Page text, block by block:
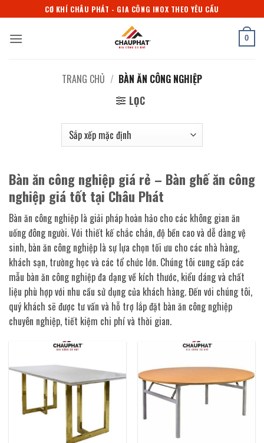
qua
CƠ KHÍ CHÂU PHÁT - GIA CÔNG INOX THEO YÊU CẦU
0
TRANG CHỦ / BÀN ĂN CÔNG NGHIỆP
LỌC
Bàn ăn công nghiệp giá rẻ – Bàn ghế ăn công
nghiệp giá tốt tại Châu Phát
Bàn ăn công nghiệp là giải pháp hoàn hảo cho các không gian ăn
uống đông người. Với thiết kế chắc chắn, độ bền cao và dễ dàng vệ
sinh, bàn ăn công nghiệp là sự lựa chọn tối ưu cho các nhà hàng,
khách sạn, trường học và các tổ chức lớn. Chúng tôi cung cấp các
mẫu bàn ăn công nghiệp đa dạng về kích thước, kiểu dáng và chất
liệu phù hợp với nhu cầu sử dụng của khách hàng. Đến với chúng tôi,
quý khách sẽ được tư vấn và hỗ trợ lắp đặt bàn ăn công nghiệp
chuyên nghiệp, tiết kiệm chi phí và thời gian.